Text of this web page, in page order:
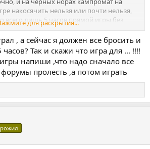
накосячить нельзя или почти нельзя,
всего лишь 5 часов прямой игры без
для раскрытия...
, а сейчас я должен все бросить и
часов? Так и скажи что игра для ... !!!!
напиши ,что надо сначало все
пролесть ,а потом играть